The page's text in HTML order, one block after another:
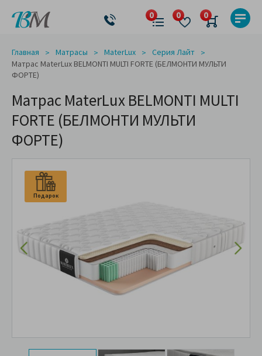
Главная Матрасы MaterLux
Серия Лайт
Матрас MaterLux BELMONTI MULTI FORTE (БЕЛМОНТИ МУЛЬТИ
ФОРТЕ)
Матрас MaterLux BELMONTI MULTI
FORTE (БЕЛМОНТИ МУЛЬТИ
ФОРТЕ)
Подарок